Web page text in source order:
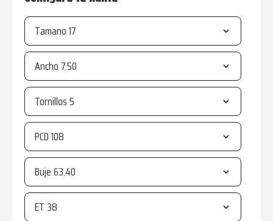
Tamano
Ancho
Tornillos
PCD
Buje
ET